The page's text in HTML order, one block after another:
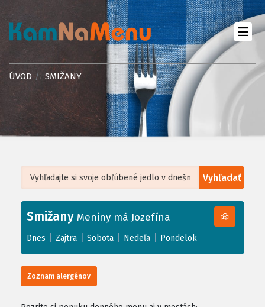
ÚVOD SMIŽANY
Vyhľadať
+
−
Leaflet| ©OpenStreetMap, Tiles courtesy ofHumanitarian OpenStreetMap
Smižany Meniny má Jozefína
Dnes Zajtra Sobota Nedeľa Pondelok
Zoznam alergénov